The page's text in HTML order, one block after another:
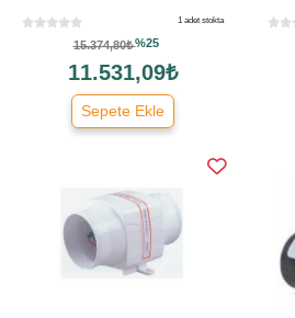
1 adet stokta
15.374,80₺%25
11.531,09₺
Sepete Ekle